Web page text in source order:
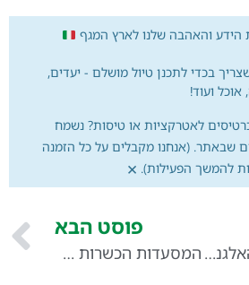
והאהבה שלנו לארץ המגף
בכדי לתכנן טיול מושלם - יעדים,
ועוד!
לאטרקציות או טיסות? נשמח
שבאתר. (אנחנו מקבלים על כל הזמנה
להמשך הפעילות). ×
פיאצה נבונה: האלגנטיות והאומנות של רומא
פוסט הבא
המסעדות הכשרות הטובות ביותר ברומא